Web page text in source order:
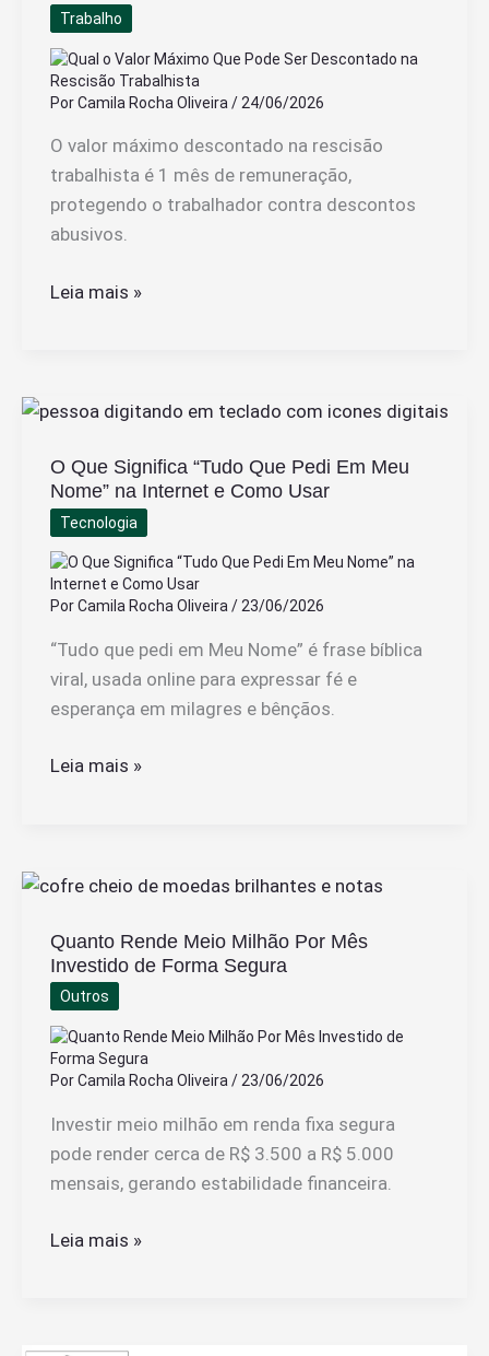
Trabalho
PorCamila Rocha Oliveira / 24/06/2026
O valor máximo descontado na rescisão
trabalhista é 1 mês de remuneração,
protegendo o trabalhador contra descontos
abusivos.
Qual
Que
Ser
Descontado
na
Rescisão
Trabalhista
Leia mais »
O Que Significa “Tudo Que Pedi Em Meu
Nome” na Internet e Como Usar
Tecnologia
PorCamila Rocha Oliveira / 23/06/2026
“ Tudo que pedi em Meu Nome” é frase bíblica
viral, usada online para expressar fé e
esperança em milagres e bênçãos.
O
Que
Em
Meu
Nome”
na
Internet
e
Como
Usar
Leia mais »
Quanto Rende Meio Milhão Por Mês
Investido de Forma Segura
Outros
PorCamila Rocha Oliveira / 23/06/2026
Investir meio milhão em renda fixa segura
pode render cerca de R$ 3.500 a R$ 5.000
mensais, gerando estabilidade financeira.
Quanto
Leia mais »